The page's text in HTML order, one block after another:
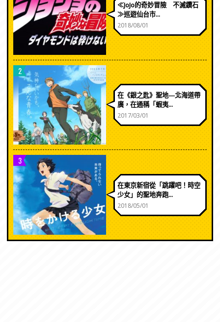
≪JoJo的奇妙冒險 不滅鑽石
≫巡遊仙台市...
2018/08/01
2
在《銀之匙》聖地―北海道帶
廣，在通稱「蝦夷...
2017/03/01
3
在東京新宿從「跳躍吧！時空
少女」的聖地奔跑...
2018/05/01